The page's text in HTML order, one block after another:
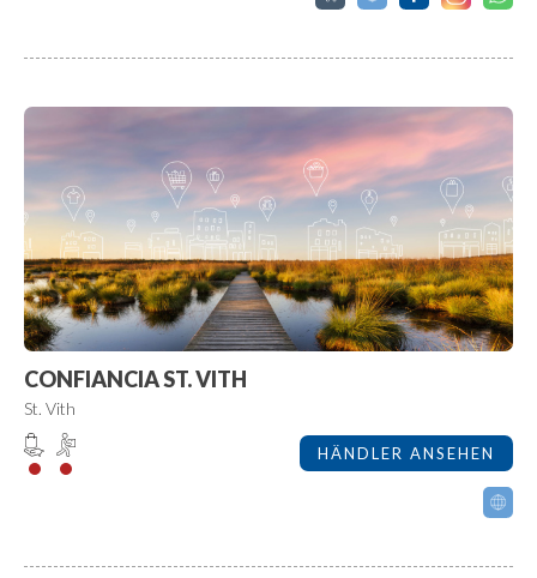
CONFIANCIA ST. VITH
St. Vith
HÄNDLER ANSEHEN